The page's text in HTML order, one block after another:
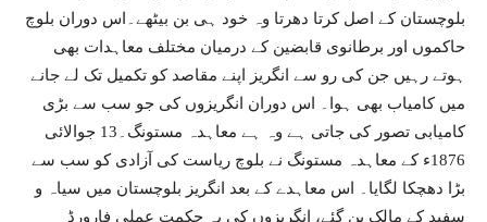
بلوچستان کے اصل کرتا دھرتا وہ خود ہی بن بیٹھے۔اس دوران بلوچ
حاکموں اور برطانوی قابضین کے درمیان مختلف معاہدات بھی
ہوتے رہیں جن کی رو سے انگریز اپنے مقاصد کو تکمیل تک لے جانے
میں کامیاب بھی ہوا۔ اس دوران انگریزوں کی جو سب سے بڑی
کامیابی تصور کی جاتی ہے وہ ہے معاہدہ مستونگ۔13 جوالائی
1876ء کے معاہدہ مستونگ نے بلوچ ریاست کی آزادی کو سب سے
بڑا دھچکا لگایا۔ اس معاہدے کے بعد انگریز بلوچستان میں سیاہ و
سفید کے مالک بن گئے، انگریزوں کی یہ حکمت عملی فارورڈ